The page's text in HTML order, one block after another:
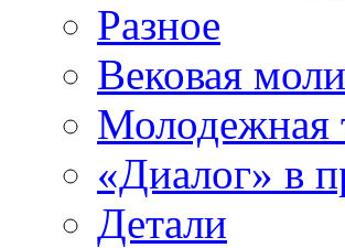
Разное
Вековая
Молодежная
«Диалог» в
Детали